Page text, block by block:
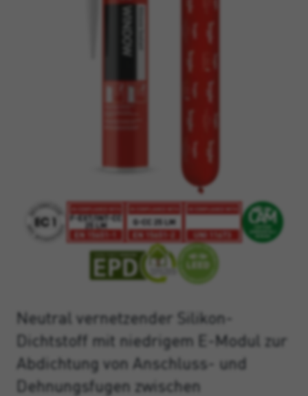
Neutral vernetzender Silikon-
Dichtstoff mit niedrigem E-Modul zur
Abdichtung von Anschluss- und
Dehnungsfugen zwischen